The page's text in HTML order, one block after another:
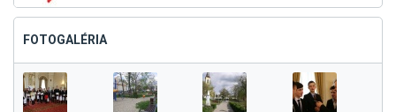
FOTOGALÉRIA